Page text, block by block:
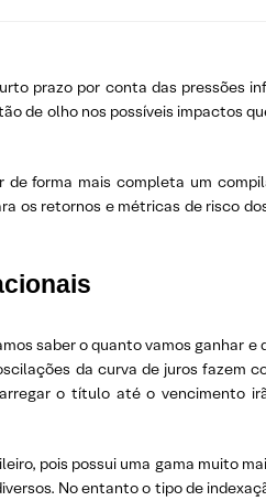
prazo por conta das pressões
de olho nos possíveis impactos
forma mais completa um
retornos e métricas de risco
saber o quanto vamos ganhar
da curva de juros fazem
o título até o vencimento
pois possui uma gama muito
No entanto o tipo de